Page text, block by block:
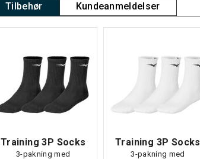
Tilbehør Kundeanmeldelser
Training 3P Socks
3-pakning med
Training 3P Socks
3-pakning med